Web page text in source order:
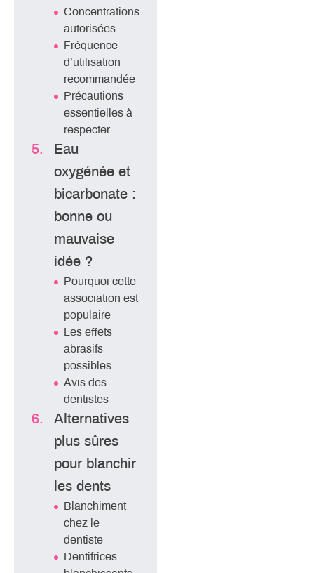
Concentrations
autorisées
Fréquence
d’utilisation
recommandée
Précautions
essentielles à
respecter
Eau
oxygénée et
bicarbonate :
bonne ou
mauvaise
idée ?
Pourquoi cette
association est
populaire
Les effets
abrasifs
possibles
Avis des
dentistes
Alternatives
plus sûres
pour blanchir
les dents
Blanchiment
chez le
dentiste
Dentifrices